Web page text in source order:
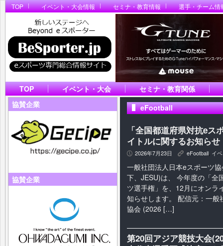
TOP イベント・大会情報 セミナ・教育情報 選手・チーム情
TOP イベント・大会
セミナ・教育関係
協賛企業
協賛企業
eFootball
「全国都道府県対抗eス
イトルに関するお知らせ
P 2026年7月23日 K eFootball イ
一般社団法人日本eスポーツ
下、JESU)は、 今年度の「全
ツ選手権」を、12月にオンラ
知らせします。 配信元：一般
協会 (2026 […]
第20回アジア競技大会